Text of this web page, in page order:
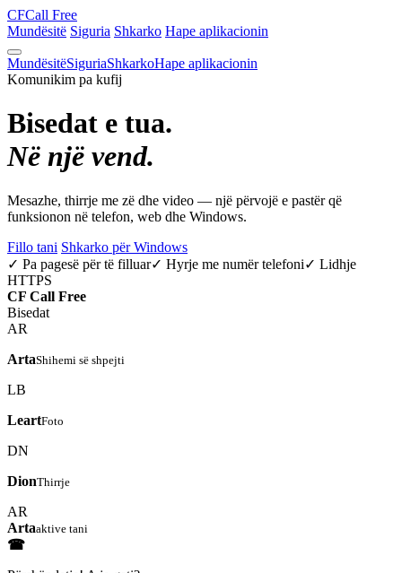
CFCall Free
Mundësitë Siguria Shkarko Hape aplikacionin
MundësitëSiguriaShkarkoHape aplikacionin
Komunikim pa kufij
Bisedat e tua.
Në një vend.
Mesazhe, thirrje me zë dhe video — një përvojë e pastër që
funksionon në telefon, web dhe Windows.
Fillo tani Shkarko për Windows
✓ Pa pagesë për të filluar✓ Hyrje me numër telefoni✓ Lidhje
HTTPS
CF Call Free
Bisedat
AR
ArtaShihemi së shpejti
LB
LeartFoto
DN
DionThirrje
AR
Artaaktive tani
☎